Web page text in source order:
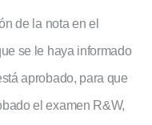
de la nota en el
se le haya informado
aprobado, para que
el examen R&W,